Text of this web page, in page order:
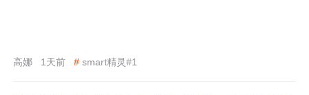
高娜 1天前 # smart精灵#1